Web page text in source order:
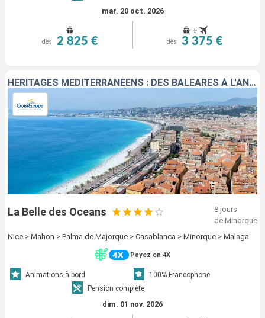
mar. 20 oct. 2026
dès 2 825 €
+
dès 3 375 €
HÉRITAGES MÉDITERRANÉENS : DES BALÉARES À L'ANDALOUSIE - ENTRE ÎLES ENCHANTERESSES ET JOYAUX MAURESQUES
La Belle des Oceans
8 jours
de Minorque
Nice > Mahon > Palma de Majorque > Casablanca > Minorque > Malaga
Payez en 4X
Animations à bord
100% Francophone
Pension complète
dim. 01 nov. 2026